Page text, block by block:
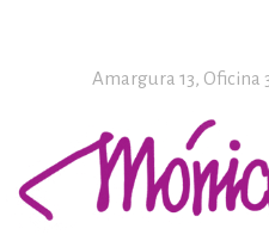
Amargura 13, Oficina